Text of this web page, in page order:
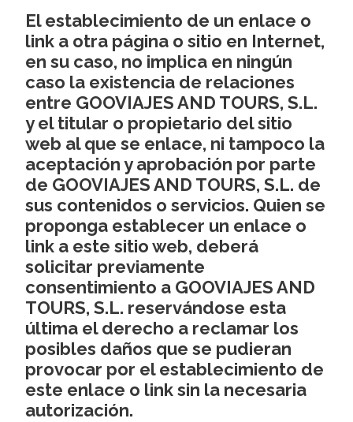
El establecimiento de un enlace o
link a otra página o sitio en Internet,
en su caso, no implica en ningún
caso la existencia de relaciones
entre GOOVIAJES AND TOURS, S.L.
y el titular o propietario del sitio
web al que se enlace, ni tampoco la
aceptación y aprobación por parte
de GOOVIAJES AND TOURS, S.L. de
sus contenidos o servicios. Quien se
proponga establecer un enlace o
link a este sitio web, deberá
solicitar previamente
consentimiento a GOOVIAJES AND
TOURS, S.L. reservándose esta
última el derecho a reclamar los
posibles daños que se pudieran
provocar por el establecimiento de
este enlace o link sin la necesaria
autorización.